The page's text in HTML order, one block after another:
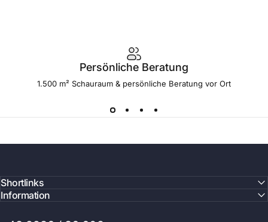
Persönliche Beratung
1.500 m² Schauraum & persönliche Beratung vor Ort
Shortlinks
Information